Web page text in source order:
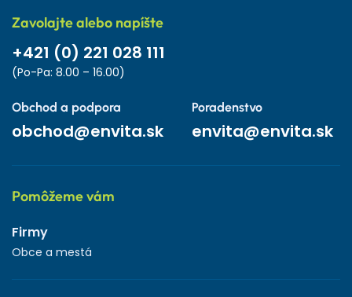
Zavolajte alebo napíšte
+421 (0) 221 028 111
(Po-Pa: 8.00 – 16.00)
Obchod a podpora
obchod@envita.sk
Poradenstvo
envita@envita.sk
Pomôžeme vám
Firmy
Obce a mestá